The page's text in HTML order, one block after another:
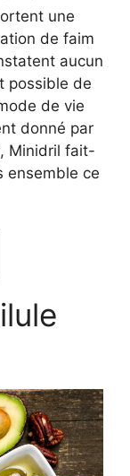
une
de faim
aucun
possible de
de vie
donné par
Minidril fait-
ensemble ce